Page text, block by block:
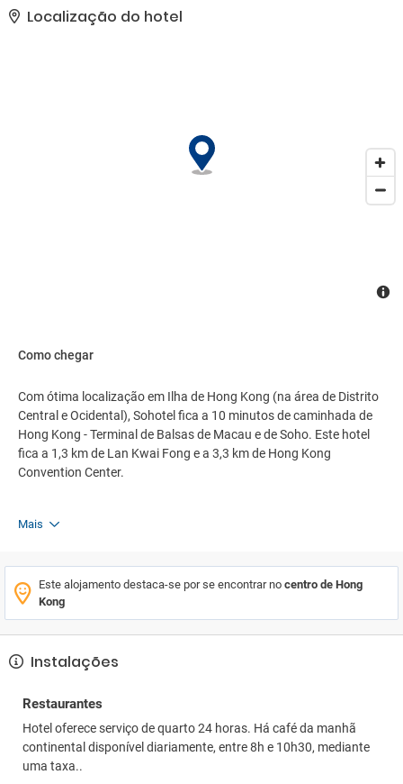
Localização do hotel
Como chegar
Com ótima localização em Ilha de Hong Kong (na área de Distrito
Central e Ocidental), Sohotel fica a 10 minutos de caminhada de
Hong Kong - Terminal de Balsas de Macau e de Soho. Este hotel
fica a 1,3 km de Lan Kwai Fong e a 3,3 km de Hong Kong
Convention Center.
Mais
Este alojamento destaca-se por se encontrar no centro de Hong
Kong
Instalações
Restaurantes
Hotel oferece serviço de quarto 24 horas. Há café da manhã
continental disponível diariamente, entre 8h e 10h30, mediante
uma taxa..